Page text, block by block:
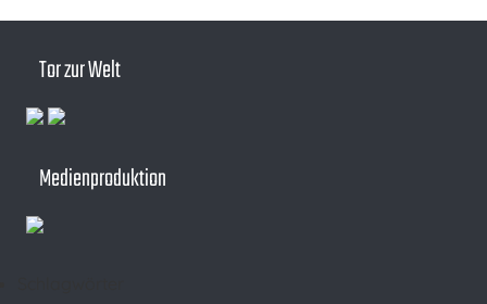
Tor zur Welt
Medienproduktion